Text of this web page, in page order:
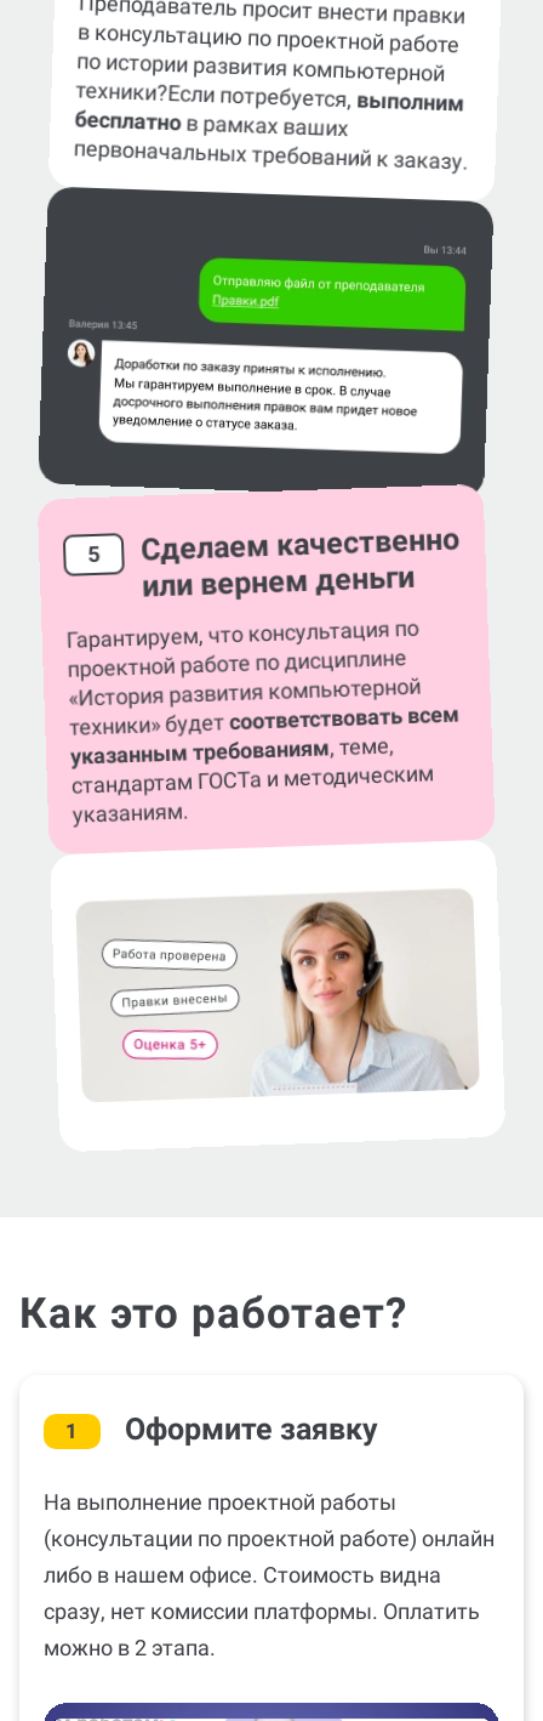
Преподаватель просит внести правки
в консультацию по проектной работе
по истории развития компьютерной
техники?Если потребуется, выполним
бесплатнов рамках ваших
первоначальных требований к заказу.
5 Сделаем качественно
или вернем деньги
Гарантируем, что консультация по
проектной работе по дисциплине
«История развития компьютерной
техники» будетсоответствовать всем
указанным требованиям, теме,
стандартам ГОСТа и методическим
указаниям.
Как это работает?
1 Оформите заявку
На выполнение проектной работы
(консультации по проектной работе) онлайн
либо в нашем офисе. Стоимость видна
сразу, нет комиссии платформы. Оплатить
можно в 2 этапа.